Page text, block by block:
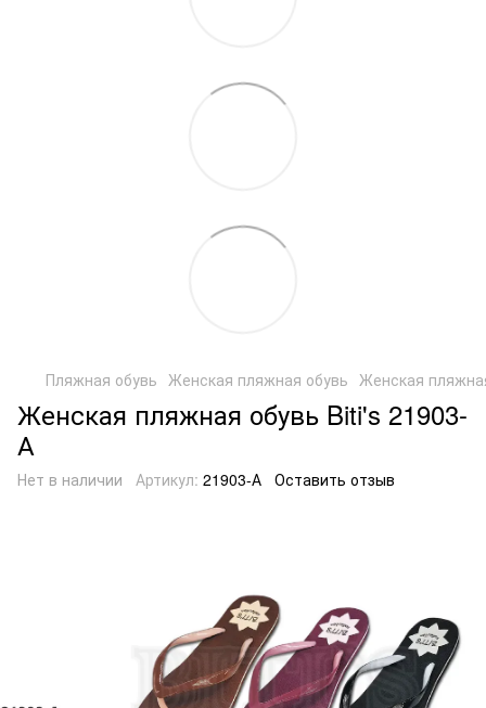
Пляжная обувь Женская пляжная обувь Женская
Женская пляжная обувь Biti's 21903-
А
Нет в наличии Артикул: 21903-А Оставить отзыв